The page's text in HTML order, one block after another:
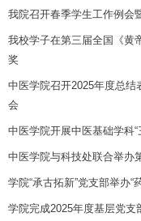
我院召开春季学生工作例会
我校学子在第三届全国《黄
奖
中医学院召开2025年度总结
会
中医学院开展中医基础学科
中医学院与科技处联合举办
学院“承古拓新”党支部举办“
学院完成2025年度基层党